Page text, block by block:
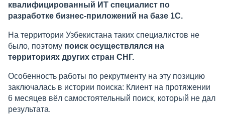
квалифицированный ИТ специалист по
разработке бизнес-приложений на базе 1С.
На территории Узбекистана таких специалистов не
было, поэтому поиск осуществлялся на
территориях других стран СНГ.
Особенность работы по рекрутменту на эту позицию
заключалась в истории поиска: Клиент на протяжении
6 месяцев вёл самостоятельный поиск, который не дал
результата.